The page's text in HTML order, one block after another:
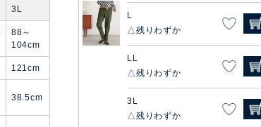
L
残りわずか
LL
残りわずか
3L
残りわずか
3L
88～
104cm
121cm
38.5cm